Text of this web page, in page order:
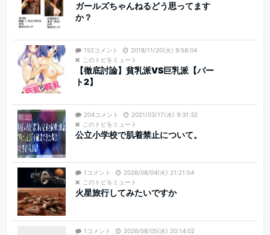
ガールズちゃんねるどう思ってます
か？
152コメント
2018/11/20(火) 9:58:04
このトピをミュート
【徹底討論】貧乳派VS巨乳派【パー
ト2】
204コメント
2021/03/17(水) 9:31:32
このトピをミュート
公立小学校で肌着禁止について。
1コメント
2026/08/04(火) 21:21:54
このトピをミュート
火星旅行してみたいですか
1コメント 2026/08/05(水) 20:14:02